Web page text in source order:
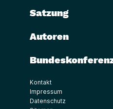
Satzung
Autoren
Kontakt
Impressum
Datenschutz